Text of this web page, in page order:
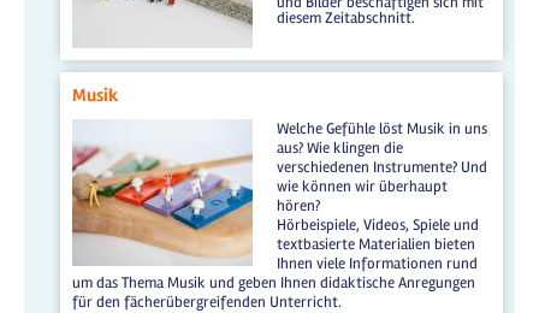
diesem Zeitabschnitt.
Musik
Welche Gefühle löst Musik in uns
aus? Wie klingen die
verschiedenen Instrumente? Und
wie können wir überhaupt
hören?
Hörbeispiele, Videos, Spiele und
textbasierte Materialien bieten
Ihnen viele Informationen rund
um das Thema Musik und geben Ihnen didaktische Anregungen
für den fächerübergreifenden Unterricht.